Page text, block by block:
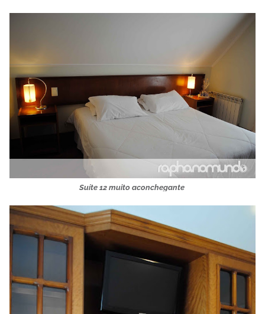
Suíte 12 muito aconchegante